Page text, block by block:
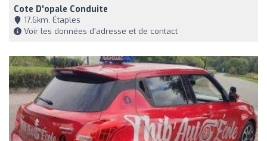
Cote D'opale Conduite
17,6km, Étaples
Voir les données d'adresse et de contact